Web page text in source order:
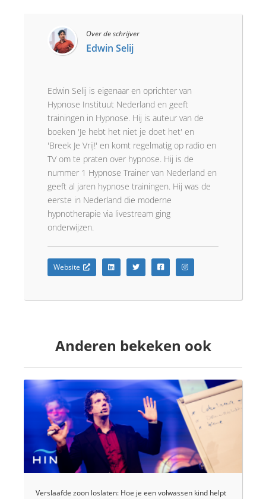
Over de schrijver
Edwin Selij
Edwin Selij is eigenaar en oprichter van
Hypnose Instituut Nederland en geeft
trainingen in Hypnose. Hij is auteur van de
boeken 'Je hebt het niet je doet het' en
'Breek Je Vrij!' en komt regelmatig op radio en
TV om te praten over hypnose. Hij is de
nummer 1 Hypnose Trainer van Nederland en
geeft al jaren hypnose trainingen. Hij was de
eerste in Nederland die moderne
hypnotherapie via livestream ging
onderwijzen.
Website
Anderen bekeken ook
Verslaafde zoon loslaten: Hoe je een volwassen kind helpt